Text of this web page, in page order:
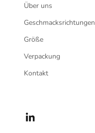
Über uns
Geschmacksrichtungen
Größe
Verpackung
Kontakt